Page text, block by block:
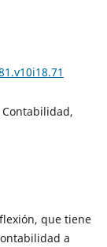
que tiene
a